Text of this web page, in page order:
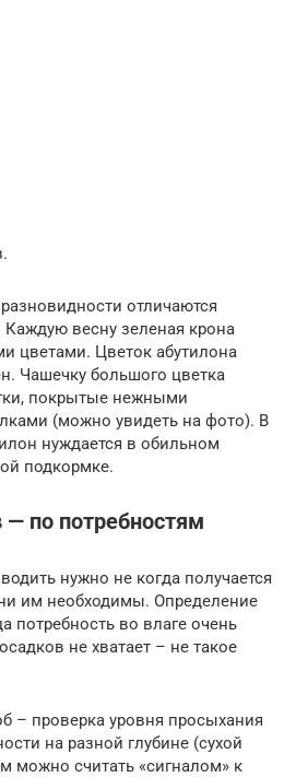
отличаются
весну зеленая крона
цветами. Цветок абутилона
Чашечку большого цветка
покрытые нежными
(можно увидеть на фото). В
нуждается в обильном
подкормке.
— по потребностям
нужно не когда получается
им необходимы. Определение
потребность во влаге очень
не хватает – не такое
– проверка уровня просыхания
на разной глубине (сухой
можно считать «сигналом» к